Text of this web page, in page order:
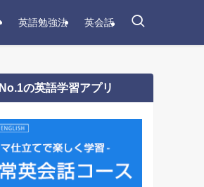
英語勉強法 英会話
の英語学習アプリ